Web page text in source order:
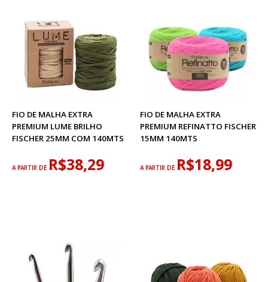
FIO DE MALHA EXTRA
PREMIUM LUME BRILHO
FISCHER 25MM COM 140MTS
A PARTIR DE R$38,29
FIO DE MALHA EXTRA
PREMIUM REFINATTO FISCHER
15MM 140MTS
A PARTIR DE R$18,99